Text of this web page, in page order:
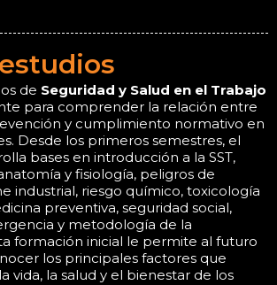
de Seguridad y Salud en el Trabajo
para comprender la relación entre
y cumplimiento normativo en
Desde los primeros semestres, el
bases en introducción a la SST,
y fisiología, peligros de
industrial, riesgo químico, toxicología
preventiva, seguridad social,
y metodología de la
formación inicial le permite al futuro
los principales factores que
vida, la salud y el bienestar de los